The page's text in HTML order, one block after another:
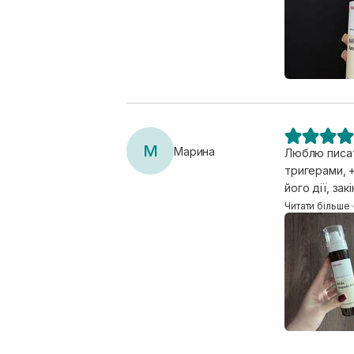
баночка з
спонжем..
обличчя. Я
🤤 це
М Марина
Люблю
тригерами,
його дії,
circadia
зволожує,
щиро
Читати більше